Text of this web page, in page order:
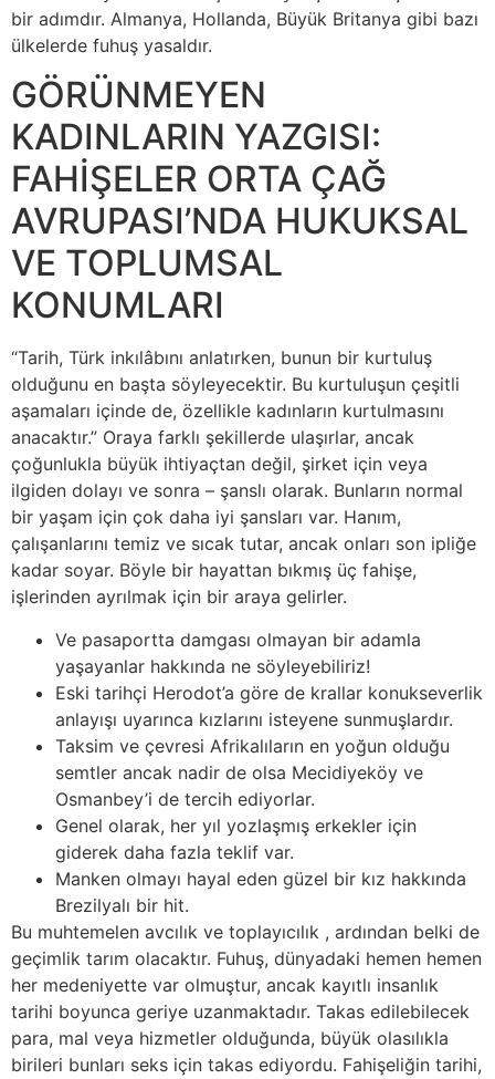
bir adımdır. Almanya, Hollanda, Büyük Britanya gibi bazı
ülkelerde fuhuş yasaldır.
GÖRÜNMEYEN
KADINLARIN YAZGISI:
FAHİŞELER ORTA ÇAĞ
AVRUPASI’NDA HUKUKSAL
VE TOPLUMSAL
KONUMLARI
“Tarih, Türk inkılâbını anlatırken, bunun bir kurtuluş
olduğunu en başta söyleyecektir. Bu kurtuluşun çeşitli
aşamaları içinde de, özellikle kadınların kurtulmasını
anacaktır.” Oraya farklı şekillerde ulaşırlar, ancak
çoğunlukla büyük ihtiyaçtan değil, şirket için veya
ilgiden dolayı ve sonra – şanslı olarak. Bunların normal
bir yaşam için çok daha iyi şansları var. Hanım,
çalışanlarını temiz ve sıcak tutar, ancak onları son ipliğe
kadar soyar. Böyle bir hayattan bıkmış üç fahişe,
işlerinden ayrılmak için bir araya gelirler.
Ve pasaportta damgası olmayan bir adamla
yaşayanlar hakkında ne söyleyebiliriz!
Eski tarihçi Herodot’a göre de krallar konukseverlik
anlayışı uyarınca kızlarını isteyene sunmuşlardır.
Taksim ve çevresi Afrikalıların en yoğun olduğu
semtler ancak nadir de olsa Mecidiyeköy ve
Osmanbey’i de tercih ediyorlar.
Genel olarak, her yıl yozlaşmış erkekler için
giderek daha fazla teklif var.
Manken olmayı hayal eden güzel bir kız hakkında
Brezilyalı bir hit.
Bu muhtemelen avcılık ve toplayıcılık , ardından belki de
geçimlik tarım olacaktır. Fuhuş, dünyadaki hemen hemen
her medeniyette var olmuştur, ancak kayıtlı insanlık
tarihi boyunca geriye uzanmaktadır. Takas edilebilecek
para, mal veya hizmetler olduğunda, büyük olasılıkla
birileri bunları seks için takas ediyordu. Fahişeliğin tarihi,